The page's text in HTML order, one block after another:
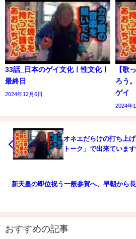
33話_日本のゲイ文化ㅣ性文化ㅣ
最終日
2024年12月6日
【歌
ろう
ゲイ
2024年
オネエだらけの打ち上
トーク」で出来ていま
新天皇の即位祝う一般参賀へ、早朝から
おすすめの記事